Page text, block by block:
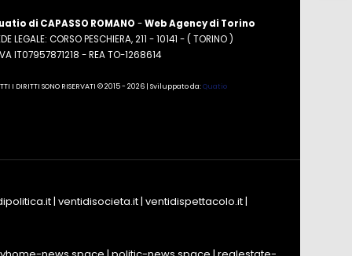
di CAPASSO ROMANO -Web Agency di Torino
LEGALE: CORSO PESCHIERA, 211 - 10141 - ( TORINO )
IT07957871218 - REA TO-1268614
I DIRITTI SONO RISERVATI © 2015 - 2026 | Sviluppato da:Quatio
| ventidisocieta.it| ventidispettacolo.it|